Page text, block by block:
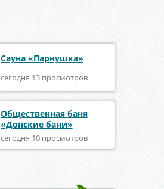
Сауна «Парнушка»
сегодня 13 просмотров
Общественная баня
«Донские бани»
сегодня 10 просмотров